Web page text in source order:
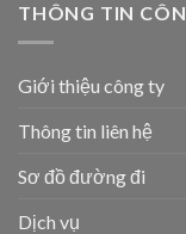
THÔNG TIN
Giới thiệu công ty
Thông tin liên hệ
Sơ đồ đường đi
Dịch vụ